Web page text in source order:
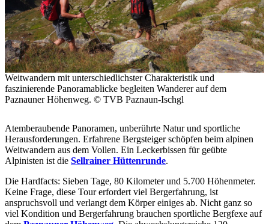
Weitwandern mit unterschiedlichster Charakteristik und
faszinierende Panoramablicke begleiten Wanderer auf dem
Paznauner Höhenweg. © TVB Paznaun-Ischgl
Atemberaubende Panoramen, unberührte Natur und sportliche
Herausforderungen. Erfahrene Bergsteiger schöpfen beim alpinen
Weitwandern aus dem Vollen. Ein Leckerbissen für geübte
Alpinisten ist die Sellrainer Hüttenrunde.
Die Hardfacts: Sieben Tage, 80 Kilometer und 5.700 Höhenmeter.
Keine Frage, diese Tour erfordert viel Bergerfahrung, ist
anspruchsvoll und verlangt dem Körper einiges ab. Nicht ganz so
viel Kondition und Bergerfahrung brauchen sportliche Bergfexe auf